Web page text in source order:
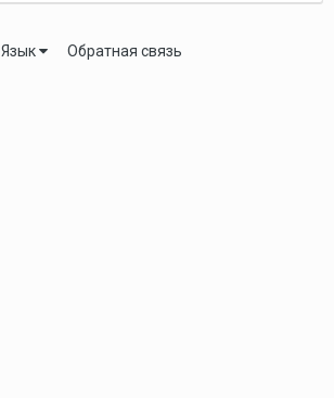
Язык Обратная связь